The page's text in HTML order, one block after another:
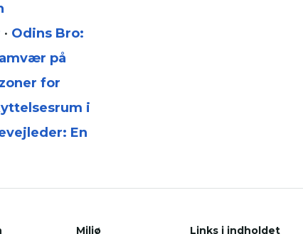
• Odins Bro:
på
for
i
En
Miljø Links i indholdet